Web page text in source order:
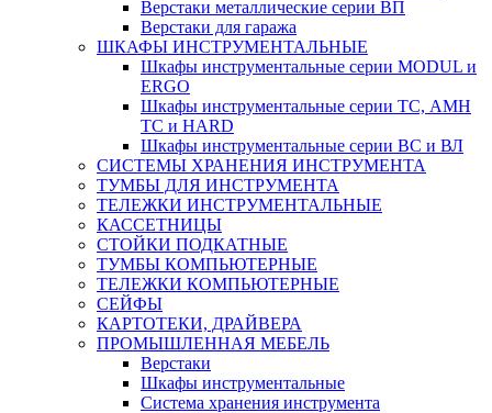
Верстаки металлические серии ВП
Верстаки для гаража
ШКАФЫ ИНСТРУМЕНТАЛЬНЫЕ
Шкафы инструментальные серии MODUL и
ERGO
Шкафы инструментальные серии ТС, АМН
ТС и HARD
Шкафы инструментальные серии ВС и ВЛ
СИСТЕМЫ ХРАНЕНИЯ ИНСТРУМЕНТА
ТУМБЫ ДЛЯ ИНСТРУМЕНТА
ТЕЛЕЖКИ ИНСТРУМЕНТАЛЬНЫЕ
КАССЕТНИЦЫ
СТОЙКИ ПОДКАТНЫЕ
ТУМБЫ КОМПЬЮТЕРНЫЕ
ТЕЛЕЖКИ КОМПЬЮТЕРНЫЕ
СЕЙФЫ
КАРТОТЕКИ, ДРАЙВЕРА
ПРОМЫШЛЕННАЯ МЕБЕЛЬ
Верстаки
Шкафы инструментальные
Система хранения инструмента